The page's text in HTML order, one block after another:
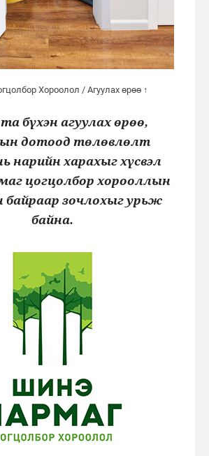
Хороолол / Агуулах өрөө ↑
бүхэн агуулах өрөө,
дотоод төлөвлөлт
нарийн харахыг хүсвэл
цогцолбор хорооллын
байраар зочлохыг урьж
байна.